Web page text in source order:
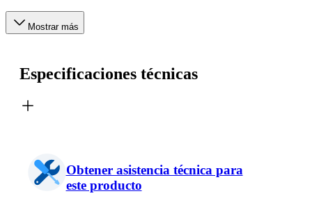
Mostrar más
Especificaciones técnicas
Obtener asistencia técnica para
este producto